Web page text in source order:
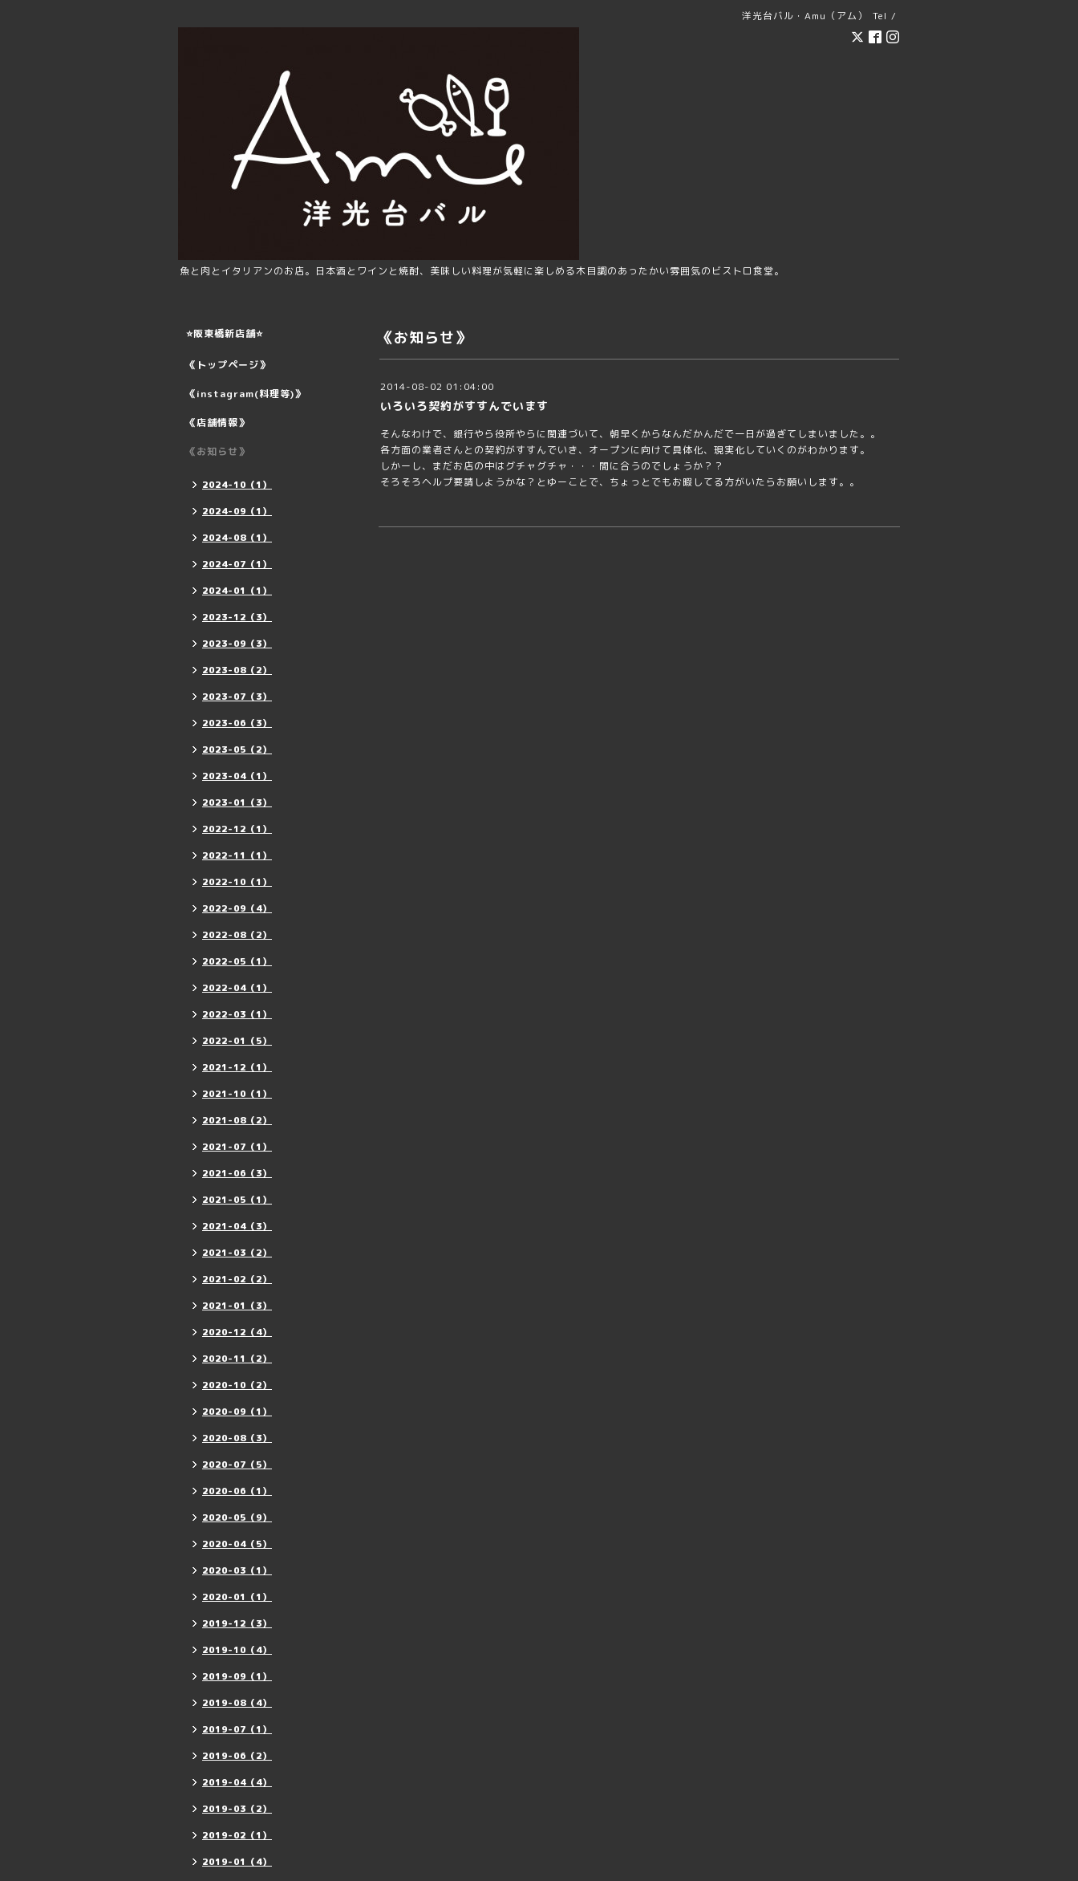
洋光台バル・Amu（アム） Tel /
魚と肉とイタリアンのお店。日本酒とワインと焼酎、美味しい料理が気軽に楽しめる木目調のあったかい雰囲気のビストロ食堂。
《お知らせ》
2014-08-02 01:04:00
いろいろ契約がすすんでいます
そんなわけで、銀行やら役所やらに関連づいて、朝早くからなんだかんだで一日が過ぎてしまいました。。
各方面の業者さんとの契約がすすんでいき、オープンに向けて具体化、現実化していくのがわかります。
しかーし、まだお店の中はグチャグチャ・・・間に合うのでしょうか？？
そろそろヘルプ要請しようかな？とゆーことで、ちょっとでもお暇してる方がいたらお願いします。。
⭐️阪東橋新店舗⭐️
《トップページ》
《instagram(料理等)》
《店舗情報》
《お知らせ》
2024-10（1）
2024-09（1）
2024-08（1）
2024-07（1）
2024-01（1）
2023-12（3）
2023-09（3）
2023-08（2）
2023-07（3）
2023-06（3）
2023-05（2）
2023-04（1）
2023-01（3）
2022-12（1）
2022-11（1）
2022-10（1）
2022-09（4）
2022-08（2）
2022-05（1）
2022-04（1）
2022-03（1）
2022-01（5）
2021-12（1）
2021-10（1）
2021-08（2）
2021-07（1）
2021-06（3）
2021-05（1）
2021-04（3）
2021-03（2）
2021-02（2）
2021-01（3）
2020-12（4）
2020-11（2）
2020-10（2）
2020-09（1）
2020-08（3）
2020-07（5）
2020-06（1）
2020-05（9）
2020-04（5）
2020-03（1）
2020-01（1）
2019-12（3）
2019-10（4）
2019-09（1）
2019-08（4）
2019-07（1）
2019-06（2）
2019-04（4）
2019-03（2）
2019-02（1）
2019-01（4）